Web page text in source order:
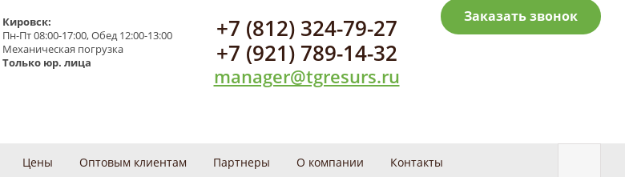
Кировск:
Пн-Пт 08:00-17:00, Обед 12:00-13:00
Механическая погрузка
Только юр. лица
+7 (812) 324-79-27
+7 (921) 789-14-32
manager@tgresurs.ru
Заказать звонок
Цены Оптовым клиентам Партнеры О компании Контакты